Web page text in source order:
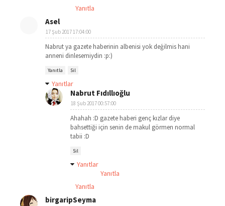
Yanıtla
Asel
17 Şub 2017 17:04:00
Nabrut ya gazete haberinin albenisi yok deģilmis hani
anneni dinlesemiydin :p:)
Yanıtla Sil
Yanıtlar
Nabrut Fıdıllıoğlu
18 Şub 2017 00:57:00
Ahahah :D gazete haberi genç kızlar diye
bahsettiği için senin de makul görmen normal
tabii :D
Sil
Yanıtlar
Yanıtla
Yanıtla
birgaripSeyma